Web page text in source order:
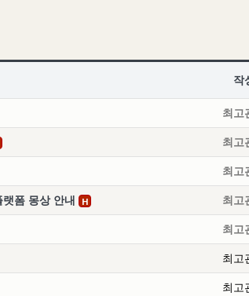
작
최고
최고
최고
폼 몽상 안내 H 최고
최고
최고
최고